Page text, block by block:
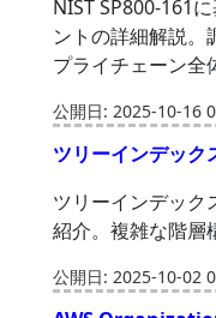
NIST SP800-161
ントの詳細解説。
プライチェーン全
公開日: 2025-10-16
ツリーインデック
ツリーインデック
紹介。複雑な階層
公開日: 2025-10-02